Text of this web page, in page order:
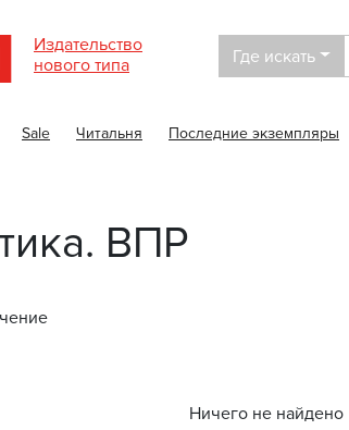
Издательство
нового типа
Где искать
Sale Читальня Последние экземпляры
ВПР
Ничего не найдено